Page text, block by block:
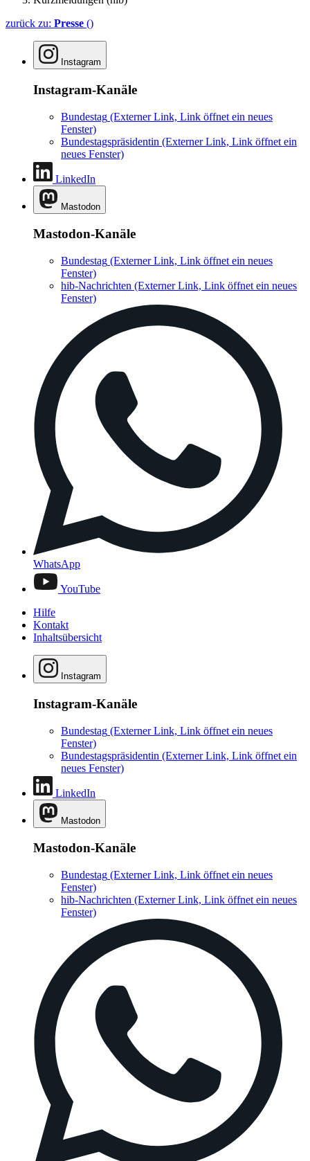
zurück zu: Presse ()
Instagram
Instagram-Kanäle
Bundestag (Externer Link, Link öffnet ein neues
Fenster)
Bundestagspräsidentin (Externer Link, Link öffnet ein
neues Fenster)
LinkedIn
Mastodon
Mastodon-Kanäle
Bundestag (Externer Link, Link öffnet ein neues
Fenster)
hib-Nachrichten (Externer Link, Link öffnet ein neues
Fenster)
WhatsApp
YouTube
Hilfe
Kontakt
Inhaltsübersicht
Instagram
Instagram-Kanäle
Bundestag (Externer Link, Link öffnet ein neues
Fenster)
Bundestagspräsidentin (Externer Link, Link öffnet ein
neues Fenster)
LinkedIn
Mastodon
Mastodon-Kanäle
Bundestag (Externer Link, Link öffnet ein neues
Fenster)
hib-Nachrichten (Externer Link, Link öffnet ein neues
Fenster)